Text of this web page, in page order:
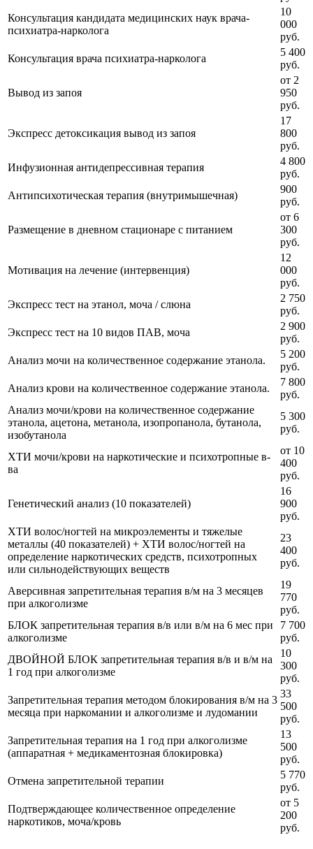
Консультация кандидата медицинских наук врача-
психиатра-нарколога
10
000
руб.
Консультация врача психиатра-нарколога
5 400
руб.
Вывод из запоя
от 2
950
руб.
Экспресс детоксикация вывод из запоя
17
800
руб.
Инфузионная антидепрессивная терапия
4 800
руб.
Антипсихотическая терапия (внутримышечная)
900
руб.
Размещение в дневном стационаре с питанием
от 6
300
руб.
Мотивация на лечение (интервенция)
12
000
руб.
Экспресс тест на этанол, моча / слюна
2 750
руб.
Экспресс тест на 10 видов ПАВ, моча
2 900
руб.
Анализ мочи на количественное содержание этанола.
5 200
руб.
Анализ крови на количественное содержание этанола.
7 800
руб.
Анализ мочи/крови на количественное содержание
этанола, ацетона, метанола, изопропанола, бутанола,
изобутанола
5 300
руб.
ХТИ мочи/крови на наркотические и психотропные в-
ва
от 10
400
руб.
Генетический анализ (10 показателей)
16
900
руб.
ХТИ волос/ногтей на микроэлементы и тяжелые
металлы (40 показателей) + ХТИ волос/ногтей на
определение наркотических средств, психотропных
или сильнодействующих веществ
23
400
руб.
Аверсивная запретительная терапия в/м на 3 месяцев
при алкоголизме
19
770
руб.
БЛОК запретительная терапия в/в или в/м на 6 мес при
алкоголизме
7 700
руб.
ДВОЙНОЙ БЛОК запретительная терапия в/в и в/м на
1 год при алкоголизме
10
300
руб.
Запретительная терапия методом блокирования в/м на 3
месяца при наркомании и алкоголизме и лудомании
33
500
руб.
Запретительная терапия на 1 год при алкоголизме
(аппаратная + медикаментозная блокировка)
13
500
руб.
Отмена запретительной терапии
5 770
руб.
Подтверждающее количественное определение
наркотиков, моча/кровь
от 5
200
руб.